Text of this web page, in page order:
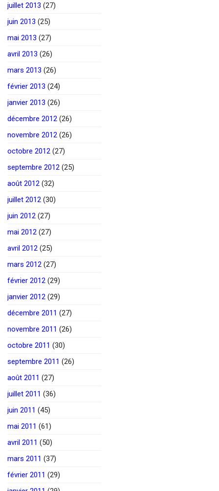
juillet 2013 (27)
juin 2013 (25)
mai 2013 (27)
avril 2013 (26)
mars 2013 (26)
février 2013 (24)
janvier 2013 (26)
décembre 2012 (26)
novembre 2012 (26)
octobre 2012 (27)
septembre 2012 (25)
août 2012 (32)
juillet 2012 (30)
juin 2012 (27)
mai 2012 (27)
avril 2012 (25)
mars 2012 (27)
février 2012 (29)
janvier 2012 (29)
décembre 2011 (27)
novembre 2011 (26)
octobre 2011 (30)
septembre 2011 (26)
août 2011 (27)
juillet 2011 (36)
juin 2011 (45)
mai 2011 (61)
avril 2011 (50)
mars 2011 (37)
février 2011 (29)